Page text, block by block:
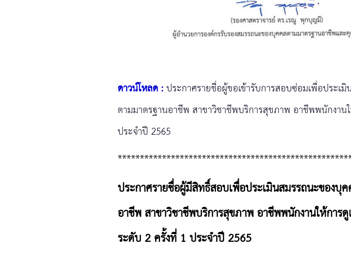
ดาวน์โหลด :ประกาศรายชื่อผู้ขอเข้ารับการสอบซ่อมเพื่อประเ
ตามมาตรฐานอาชีพ สาขาวิชาชีพบริการสุขภาพ อาชีพพนักงาน
ประจำปี 2565
ประกาศรายชื่อผู้มีสิทธิ์สอบเพื่อประเมินสมรรถนะของบุ
อาชีพ สาขาวิชาชีพบริการสุขภาพ อาชีพพนักงานให้กา
ระดับ 2 ครั้งที่ 1 ประจำปี 2565